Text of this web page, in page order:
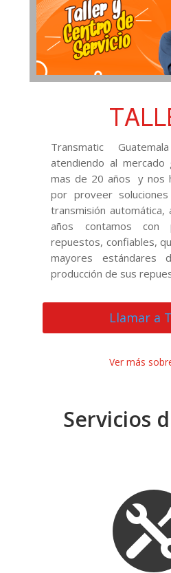
Transmatic
atendiendo al mercado
mas de 20 años y nos
por proveer
transmisión
años contamos con
repuestos, confiables,
mayores estándares
producción de sus
Llamar a
Ver más
Servicios